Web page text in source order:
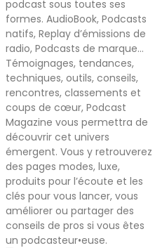
podcast sous toutes ses
formes. AudioBook, Podcasts
natifs, Replay d’émissions de
radio, Podcasts de marque…
Témoignages, tendances,
techniques, outils, conseils,
rencontres, classements et
coups de cœur, Podcast
Magazine vous permettra de
découvrir cet univers
émergent. Vous y retrouverez
des pages modes, luxe,
produits pour l’écoute et les
clés pour vous lancer, vous
améliorer ou partager des
conseils de pros si vous êtes
un podcasteur•euse.